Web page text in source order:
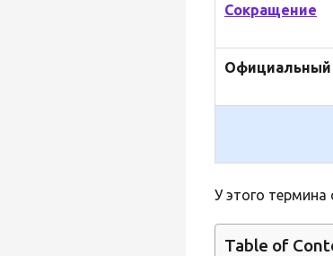
Сокращение
Официальный
У этого термина
Table of